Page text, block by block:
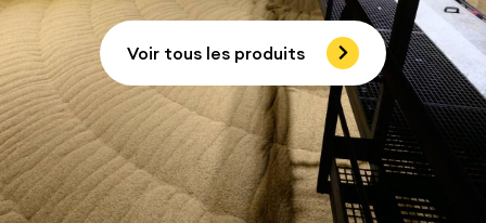
Voir tous les produits